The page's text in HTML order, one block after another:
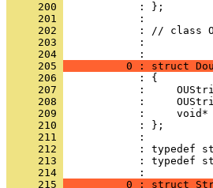
     200
     201
     202
     203
            :
     204
     205
0 : struct
     206
     207
     208
     209
     210
     211
     212
     213
: typedef
     214
     215
0 : struct